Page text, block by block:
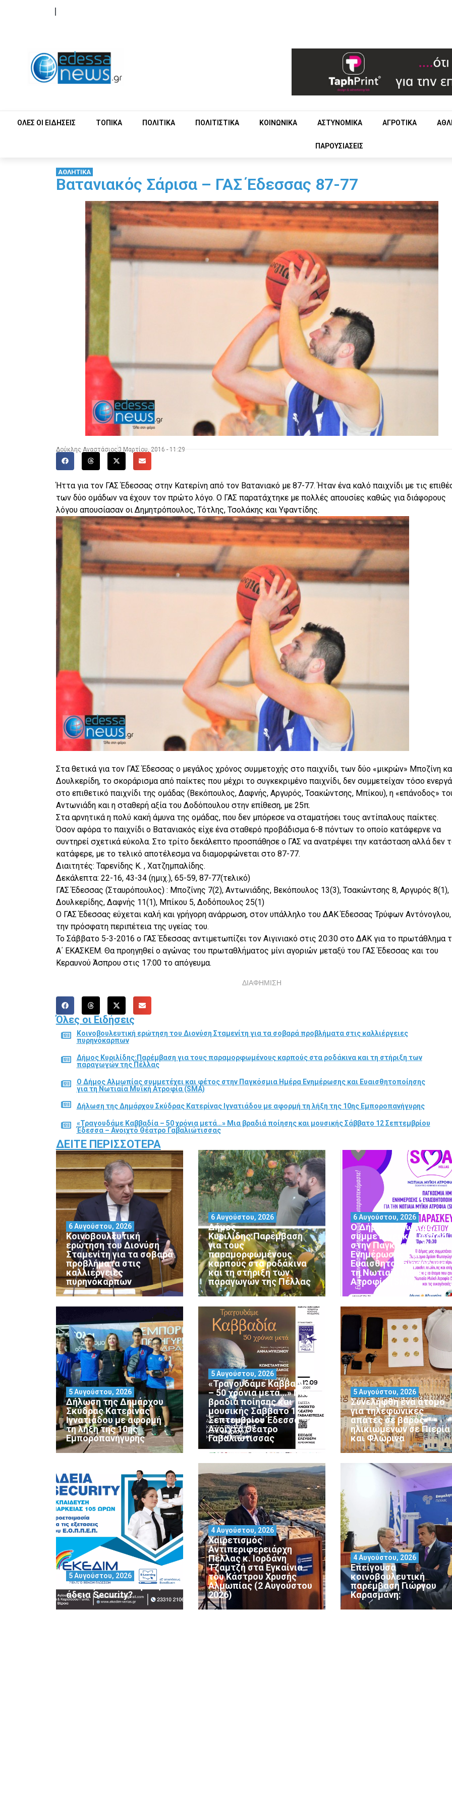
ΟΛΕΣ ΟΙ ΕΙΔΗΣΕΙΣ ΤΟΠΙΚΑ ΠΟΛΙΤΙΚΑ ΠΟΛΙΤΙΣΤΙΚΑ ΚΟΙΝΩΝΙΚΑ ΑΣΤΥΝΟΜΙΚΑ ΑΓΡΟΤΙΚΑ
ΠΑΡΟΥΣΙΑΣΕΙΣ
ΑΘΛΗΤΙΚΑ
Βατανιακός Σάρισα – ΓΑΣ Έδεσσας 87-77
Δούκλης Αναστάσιος 3 Μαρτίου, 2016 - 11:29
Ήττα για τον ΓΑΣ Έδεσσας στην Κατερίνη από τον Βατανιακό με 87-77. Ήταν ένα καλό παιχνίδι με τις
των δύο ομάδων να έχουν τον πρώτο λόγο. Ο ΓΑΣ παρατάχτηκε με πολλές απουσίες καθώς για διάφορους
λόγου απουσίασαν οι Δημητρόπουλος, Τότλης, Τσολάκης και Υφαντίδης.
Στα θετικά για τον ΓΑΣ Έδεσσας ο μεγάλος χρόνος συμμετοχής στο παιχνίδι, των δύο «μικρών» Μποζίνη
Δουλκερίδη, το σκοράρισμα από παίκτες που μέχρι το συγκεκριμένο παιχνίδι, δεν συμμετείχαν τόσο ενεργά
στο επιθετικό παιχνίδι της ομάδας (Βεκόπουλος, Δαφνής, Αργυρός, Τσακώντσης, Μπίκου), η «επάνοδος»
Αντωνιάδη και η σταθερή αξία του Δοδόπουλου στην επίθεση, με 25π.
Στα αρνητικά η πολύ κακή άμυνα της ομάδας, που δεν μπόρεσε να σταματήσει τους αντίπαλους παίκτες.
Όσον αφόρα το παιχνίδι ο Βατανιακός είχε ένα σταθερό προβάδισμα 6-8 πόντων το οποίο κατάφερνε να
συντηρεί σχετικά εύκολα. Στο τρίτο δεκάλεπτο προσπάθησε ο ΓΑΣ να ανατρέψει την κατάσταση αλλά δεν
κατάφερε, με το τελικό αποτέλεσμα να διαμορφώνεται στο 87-77.
Διαιτητές: Ταρενίδης Κ. , Χατζημπαλίδης.
Δεκάλεπτα: 22-16, 43-34 (ημιχ.), 65-59, 87-77(τελικό)
ΓΑΣ Έδεσσας (Σταυρόπουλος) : Μποζίνης 7(2), Αντωνιάδης, Βεκόπουλος 13(3), Τσακώντσης 8, Αργυρός 8(1),
Δουλκερίδης, Δαφνής 11(1), Μπίκου 5, Δοδόπουλος 25(1)
Ο ΓΑΣ Έδεσσας εύχεται καλή και γρήγορη ανάρρωση, στον υπάλληλο του ΔΑΚ Έδεσσας Τρύφων
την πρόσφατη περιπέτεια της υγείας του.
Το Σάββατο 5-3-2016 ο ΓΑΣ Έδεσσας αντιμετωπίζει τον Αιγινιακό στις 20:30 στο ΔΑΚ για το πρωτάθλημα
Α΄ ΕΚΑΣΚΕΜ. Θα προηγηθεί ο αγώνας του πρωταθλήματος μίνι αγοριών μεταξύ του ΓΑΣ Έδεσσας και του
Κεραυνού Άσπρου στις 17:00 το απόγευμα.
ΔΙΑΦΗΜΙΣΗ
Όλες οι Ειδήσεις
Κοινοβουλευτική ερώτηση του Διονύση Σταμενίτη για τα σοβαρά προβλήματα στις καλλιέργειες
πυρηνόκαρπων
Δήμος Κυριλίδης:Παρέμβαση για τους παραμορφωμένους καρπούς στα ροδάκινα και τη στήριξη των
παραγωγών της Πέλλας
Ο Δήμος Αλμωπίας συμμετέχει και φέτος στην Παγκόσμια Ημέρα Ενημέρωσης και Ευαισθητοποίησης
για τη Νωτιαία Μυϊκή Ατροφία (SMA)
Δήλωση της Δημάρχου Σκύδρας Κατερίνας Ιγνατιάδου με αφορμή τη λήξη της 10ης Εμποροπανήγυρης
«Τραγουδάμε Καββαδία – 50 χρόνια μετά…» Μια βραδιά ποίησης και μουσικής Σάββατο 12 Σεπτεμβρίου
Έδεσσα – Ανοιχτό Θέατρο Γαβαλιώτισσας
ΔΕΊΤΕ ΠΕΡΙΣΣΌΤΕΡΑ
Κοινοβουλευτική
ερώτηση του Διονύση
Σταμενίτη για τα σοβαρά
προβλήματα στις
καλλιέργειες
πυρηνόκαρπων
6 Αυγούστου, 2026
Δήμος
Κυριλίδης:Παρέμβαση
για τους
παραμορφωμένους
καρπούς στα ροδάκινα
και τη στήριξη των
παραγωγών της Πέλλας
6 Αυγούστου, 2026
Ο Δήμος Αλμωπίας
συμμετέχει και φέτος
στην Παγκόσμια Ημέρα
Ενημέρωσης και
Ευαισθητοποίησης για
τη Νωτιαία Μυϊκή
Ατροφία (SMA)
6 Αυγούστου, 2026
Δήλωση της Δημάρχου
Σκύδρας Κατερίνας
Ιγνατιάδου με αφορμή
τη λήξη της 10ης
Εμποροπανήγυρης
5 Αυγούστου, 2026
«Τραγουδάμε Καββαδία
– 50 χρόνια μετά…» Μια
βραδιά ποίησης και
μουσικής Σάββατο 12
Σεπτεμβρίου Έδεσσα –
Ανοιχτό Θέατρο
Γαβαλιώτισσας
5 Αυγούστου, 2026
Συνελήφθη ένα άτομο
για τηλεφωνικές
απάτες σε βάρος
ηλικιωμένων σε Πιερία
και Φλώρινα
5 Αυγούστου, 2026
Θέλεις να αποκτήσεις
άδεια Security?
5 Αυγούστου, 2026
Χαιρετισμός
Αντιπεριφερειάρχη
Πέλλας κ. Ιορδάνη
Τζαμτζή στα Εγκαίνια
του Κάστρου Χρυσής
Αλμωπίας (2 Αυγούστου
2026)
4 Αυγούστου, 2026
Επείγουσα
κοινοβουλευτική
παρέμβαση Γιώργου
Καρασμάνη:
4 Αυγούστου, 2026